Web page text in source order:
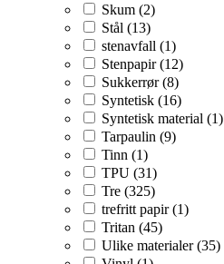
Skum (2)
Stål (13)
stenavfall (1)
Stenpapir (12)
Sukkerrør (8)
Syntetisk (16)
Syntetisk material (1)
Tarpaulin (9)
Tinn (1)
TPU (31)
Tre (325)
trefritt papir (1)
Tritan (45)
Ulike materialer (35)